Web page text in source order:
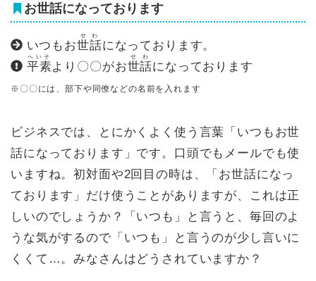
お世話になっております
いつもお世話
せわ
になっております。
平素
へいそ
より〇〇がお世話
せわ
になっております
※〇〇には、部下や同僚などの名前を入れます
ビジネスでは、とにかくよく使う言葉「いつもお世
話になっております」です。口頭でもメールでも使
いますね。初対面や2回目の時は、「お世話になっ
ております」だけ使うことがありますが、これは正
しいのでしょうか？「いつも」と言うと、毎回のよ
うな気がするので「いつも」と言うのが少し言いに
くくて…。みなさんはどうされていますか？